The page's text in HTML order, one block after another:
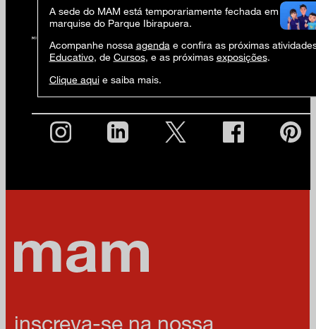
inscreva-se na nossa
A sede do MAM está temporariamente fechada em virtude
marquise do Parque Ibirapuera.
Acompanhe nossa agenda e confira as próximas
Educativo, de Cursos, e as próximas exposições.
Clique aquie saiba mais.